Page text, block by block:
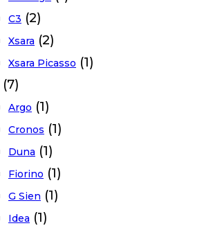
C3 (2)
Xsara (2)
Xsara Picasso (1)
(7)
Argo (1)
Cronos (1)
Duna (1)
Fiorino (1)
G Sien (1)
Idea (1)